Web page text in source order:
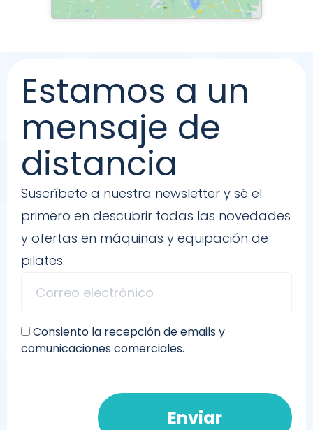
Estamos a un
mensaje de
distancia
Suscríbete a nuestra newsletter y sé el
primero en descubrir todas las novedades
y ofertas en máquinas y equipación de
pilates.
Consiento la recepción de emails y
comunicaciones comerciales.
Enviar